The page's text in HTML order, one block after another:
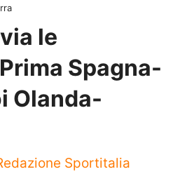
le
Spagna-
Olanda-
Sportitalia